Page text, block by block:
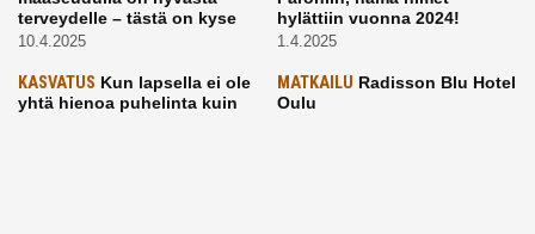
terveydelle – tästä on kyse
10.4.2025
hylättiin vuonna 2024!
1.4.2025
KASVATUS Kun lapsella ei ole
yhtä hienoa puhelinta kuin
MATKAILU Radisson Blu Hotel
Oulu